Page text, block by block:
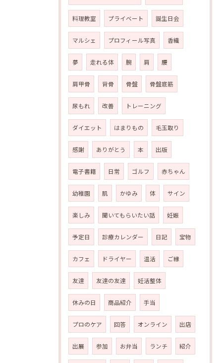
料理教室 プライベート 誕生日会
マルシェ プロフィール写真 香織
夢 走れる体 腕 肩 腰
肩甲骨 背骨 骨盤 骨盤底筋
尿もれ 改善 トレーニング
ダイエット はまりもの 毛玉取り
感謝 ありがとう 本 出版
電子書籍 日常 ゴルフ 赤ちゃん
幼稚園 肌 かゆみ 体 サイン
楽しみ 聞いてもらいたい話 妊娠
予定日 診療カレンダー 日記 宝物
カフェ ドライヤー 温活 ご縁
友達 友達の友達 妊活整体
休みの日 商品紹介 手当
プロのケア 回答 オンライン 出店
出展 参加 お弁当 ランチ 紹介